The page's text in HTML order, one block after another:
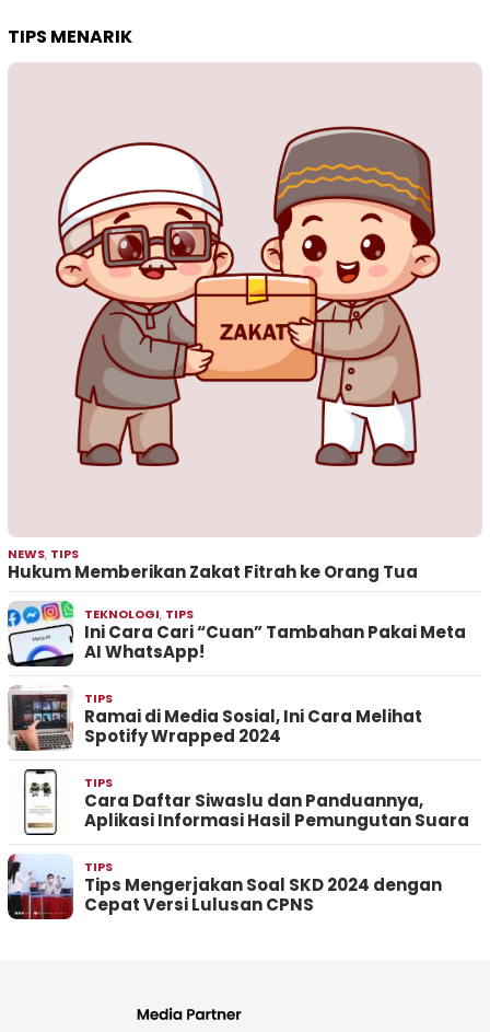
TIPS MENARIK
NEWS, TIPS
Hukum Memberikan Zakat Fitrah ke Orang Tua
TEKNOLOGI, TIPS
Ini Cara Cari “Cuan” Tambahan Pakai Meta
AI WhatsApp!
TIPS
Ramai di Media Sosial, Ini Cara Melihat
Spotify Wrapped 2024
TIPS
Cara Daftar Siwaslu dan Panduannya,
Aplikasi Informasi Hasil Pemungutan Suara
TIPS
Tips Mengerjakan Soal SKD 2024 dengan
Cepat Versi Lulusan CPNS